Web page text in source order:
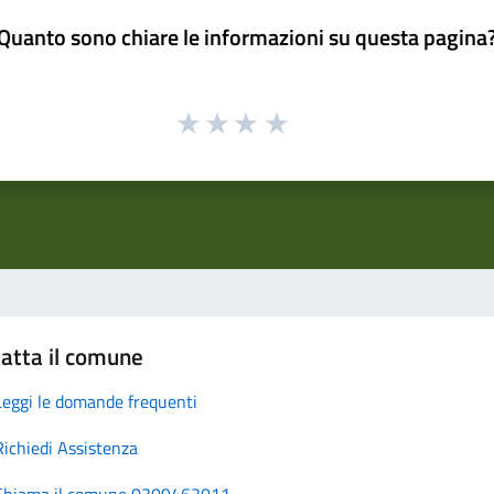
sono chiare le informazioni su questa
il comune
le domande frequenti
Assistenza